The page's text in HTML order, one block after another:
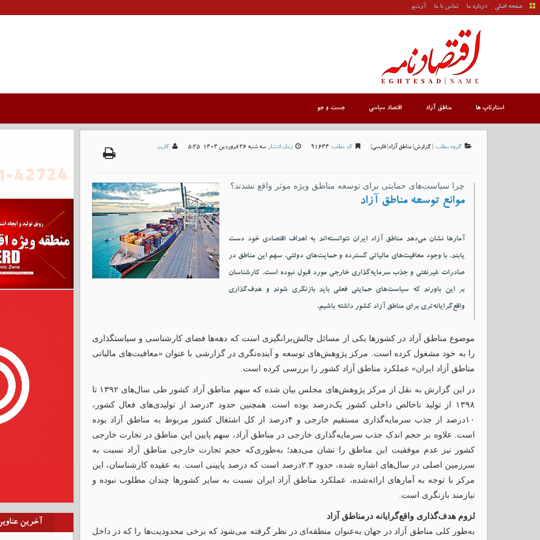
صفحه اصلی درباره ما تماس با ما آرشیو
اقتصاد سیاسی مناطق آزاد استارتاپ ها جست و جو
گروه مطلب: گزارش مناطق آزاد فارسی کد مطلب: 91644 زمان انتشار: سه شنبه 26 فروردين 1404-5:25 کاربر:
چرا سیاست‌های حمایتی برای توسعه مناطق ویژه موثر واقع نشدند؟
موانع توسعه مناطق آزاد
آمارها نشان می‌دهد مناطق آزاد ایران نتوانسته‌اند به اهداف اقتصادی خود دست
یابند. با وجود معافیت‌های مالیاتی گسترده و حمایت‌های دولتی، سهم این مناطق در
صادرات غیرنفتی و جذب سرمایه‌گذاری خارجی مورد قبول نبوده است. کارشناسان
بر این باورند که سیاست‌های حمایتی فعلی باید بازنگری شوند و هدف‌گذاری
واقع‌گرایانه‌تری برای مناطق آزاد کشور داشته باشیم.
موضوع مناطق آزاد در کشورها یکی از مسائل چالش‌برانگیزی است که دهه‌ها فضای کارشناسی و سیاستگذاری
را به خود مشغول کرده است. مرکز پژوهش‌های توسعه و آینده‌نگری در گزارشی با عنوان «معافیت‌های مالیاتی
مناطق آزاد ایران» عملکرد مناطق آزاد کشور را بررسی کرده است.
در این گزارش به نقل از مرکز پژوهش‌های مجلس بیان شده که سهم مناطق آزاد کشور طی سال‌های ۱۳۹۲ تا
۱۳۹۸ از تولید ناخالص داخلی کشور یک‌درصد بوده است. همچنین حدود ۳درصد از تولیدی‌های فعال کشور،
۱۰درصد از جذب سرمایه‌گذاری مستقیم خارجی و ۴درصد از کل اشتغال کشور مربوط به مناطق آزاد بوده
است. علاوه بر حجم اندک جذب سرمایه‌گذاری خارجی در مناطق آزاد، سهم پایین این مناطق در تجارت خارجی
کشور نیز عدم موفقیت این مناطق را نشان می‌دهد؛ به‌طوری‌که حجم تجارت خارجی مناطق آزاد نسبت به
سرزمین اصلی در سال‌های اشاره شده، حدود ۲.۳درصد است که درصد پایینی است. به عقیده کارشناسان، این
مرکز با توجه به آمارهای ارائه‌شده، عملکرد مناطق آزاد ایران نسبت به سایر کشورها چندان مطلوب نبوده و
نیازمند بازنگری است.
لزوم هدف‌گذاری واقع‌گرایانه درمناطق آزاد
به‌طور کلی مناطق آزاد در جهان به‌عنوان منطقه‌ای در نظر گرفته می‌شود که برخی محدودیت‌ها را که در داخل
آخرین